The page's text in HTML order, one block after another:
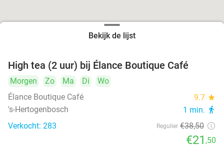
Bekijk de lijst
High tea (2 uur) bij Élance Boutique Café
Morgen Zo Ma Di
Wo
Élance Boutique Café
9.7 star
's-Hertogenbosch 1 min. directions_walk
Verkocht: 283 Regulier €38,50
€21 ,50